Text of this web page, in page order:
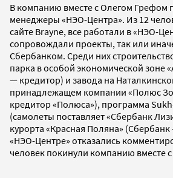
В компанию вместе с Олегом Грефом
менеджеры «НЭО-Центра». Из 12
сайте Brayne, все работали в «НЭО-
сопровождали проекты, так или
Сбербанком. Среди них
парка в особой экономической зоне
— кредитор) и завода на
принадлежащем компании «Полюс
кредитор «Полюса»), программа
(самолеты поставляет «Сбербанк
курорта «Красная Поляна»
«НЭО-Центре» отказались
человек покинули компанию вместе